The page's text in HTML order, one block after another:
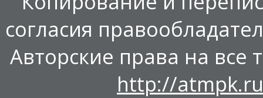
согласия
Авторские права на все
http://